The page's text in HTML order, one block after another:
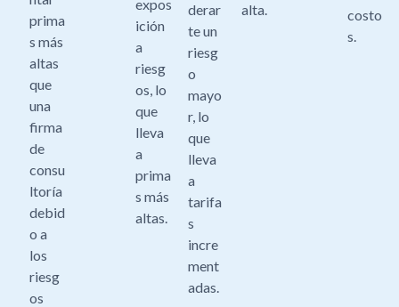
prima
s más
altas
que
una
firma
de
consu
ltoría
debid
o a
los
riesg
os
expos
ición
a
riesg
os, lo
que
lleva
a
prima
s más
altas.
derar
te un
riesg
o
mayo
r, lo
que
lleva
a
tarifa
s
incre
ment
adas.
alta.
costo
s.